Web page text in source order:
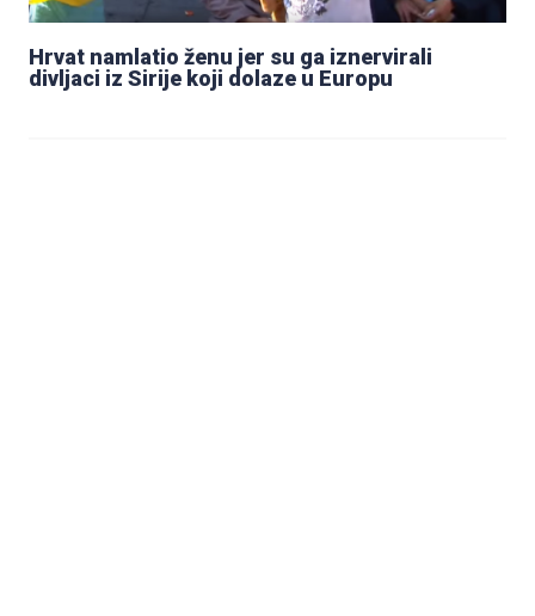
Hrvat namlatio ženu jer su ga iznervirali
divljaci iz Sirije koji dolaze u Europu